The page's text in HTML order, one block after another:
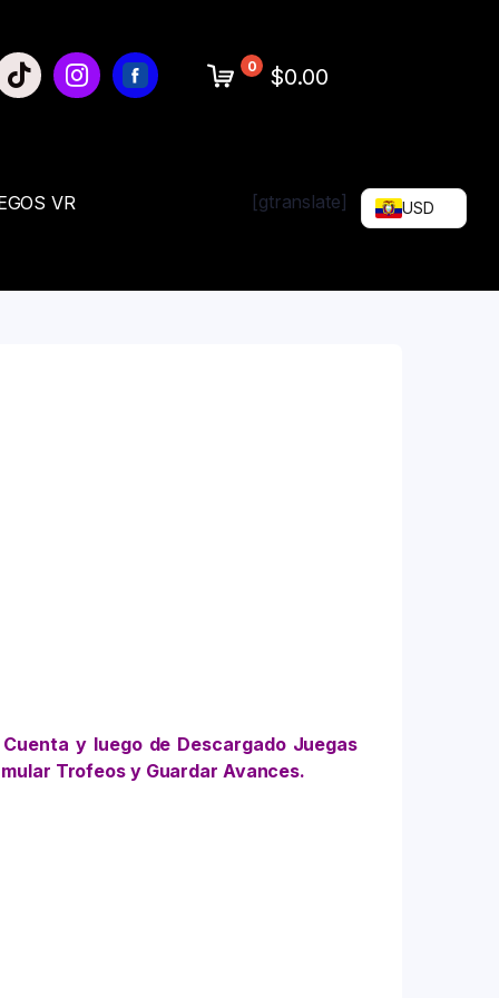
0 $0.00
VR [gtranslate] USD
y luego de Descargado Juegas
Trofeos y Guardar Avances.